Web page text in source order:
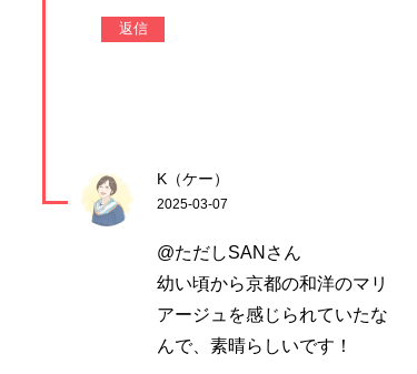
返信
K（ケー）
2025-03-07
@ただしSANさん
幼い頃から京都の和洋のマリ
アージュを感じられていたな
んで、素晴らしいです！